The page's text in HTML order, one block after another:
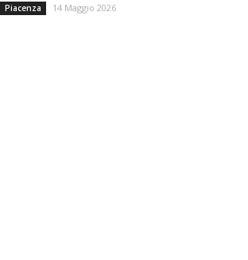
Piacenza 14 Maggio 2026